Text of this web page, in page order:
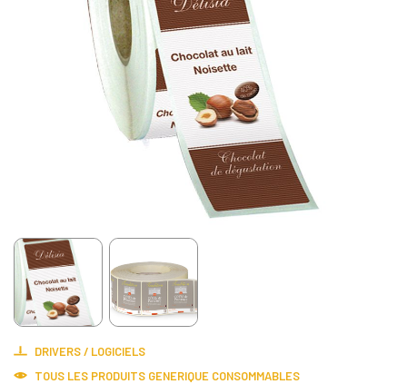
DRIVERS / LOGICIELS
TOUS LES PRODUITS GENERIQUE CONSOMMABLES